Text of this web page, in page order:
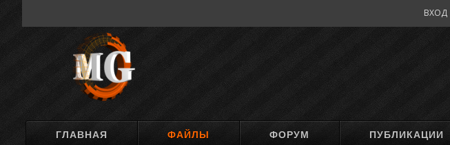
ВХОД
ГЛАВНАЯ ФАЙЛЫ ФОРУМ ПУБЛИКАЦИИ